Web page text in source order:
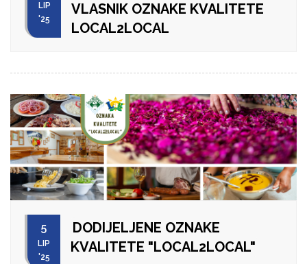
LIP
'25
VLASNIK OZNAKE KVALITETE
LOCAL2LOCAL
5
LIP
'25
DODIJELJENE OZNAKE
KVALITETE "LOCAL2LOCAL"